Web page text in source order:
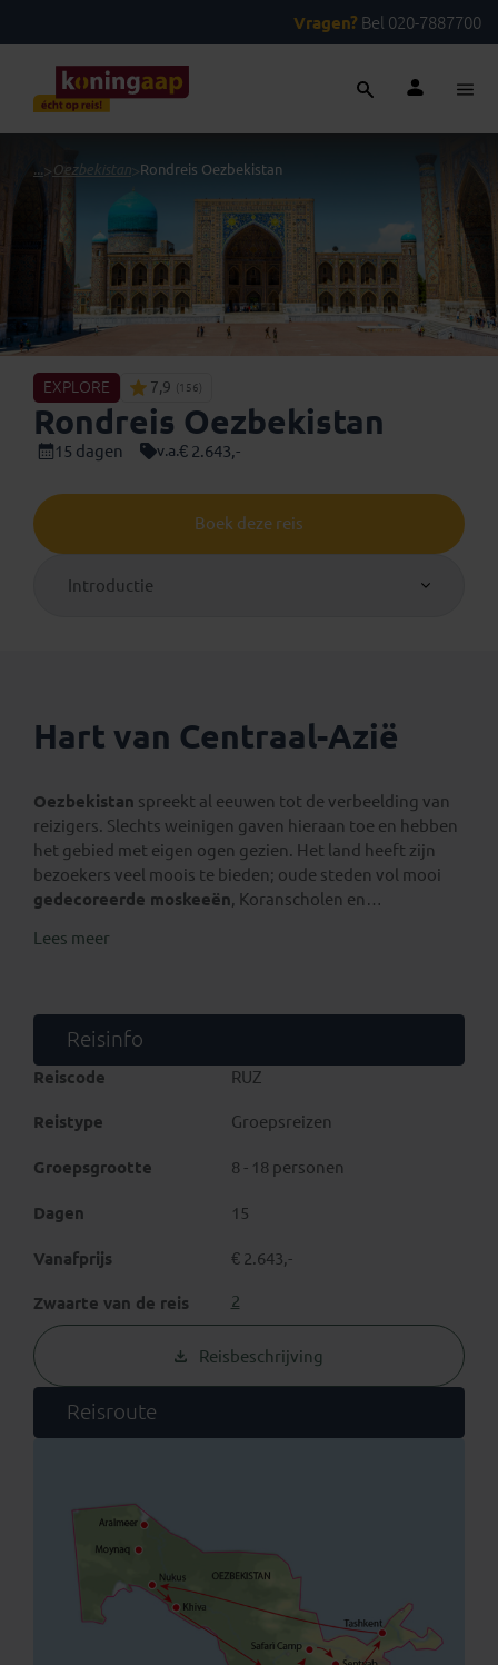
Vragen? Bel 020-7887700
... > Oezbekistan>Rondreis Oezbekistan
EXPLORE 7,9 (156)
Rondreis Oezbekistan
15 dagen v.a.€ 2.643,-
Boek deze reis
Introductie
Hart van Centraal-Azië
Oezbekistan spreekt al eeuwen tot de verbeelding van
reizigers. Slechts weinigen gaven hieraan toe en hebben
het gebied met eigen ogen gezien. Het land heeft zijn
bezoekers veel moois te bieden; oude steden vol mooi
gedecoreerde moskeeën, Koranscholen en
en verblijft bij een familie thuis. Bijzonder is je bezoek
Oezbekistan...
Lees meer
Reisinfo
Reiscode RUZ
Reistype Groepsreizen
Groepsgrootte 8 - 18 personen
Dagen 15
Vanafprijs € 2.643,-
Zwaarte van de reis 2
Reisbeschrijving
Reisroute